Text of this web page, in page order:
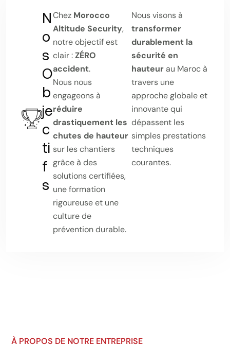
N
o
s
O
b
je
c
ti
f
s
Chez Morocco
Altitude Security,
notre objectif est
clair :ZÉRO
accident.
Nous nous
engageons à
réduire
drastiquement les
chutes de hauteur
sur les chantiers
grâce à des
solutions certifiées,
une formation
rigoureuse et une
culture de
prévention durable.
Nous visons à
transformer
durablement la
sécurité en
hauteurau Maroc à
travers une
approche globale et
innovante qui
dépassent les
simples prestations
techniques
courantes.
À PROPOS DE NOTRE ENTREPRISE